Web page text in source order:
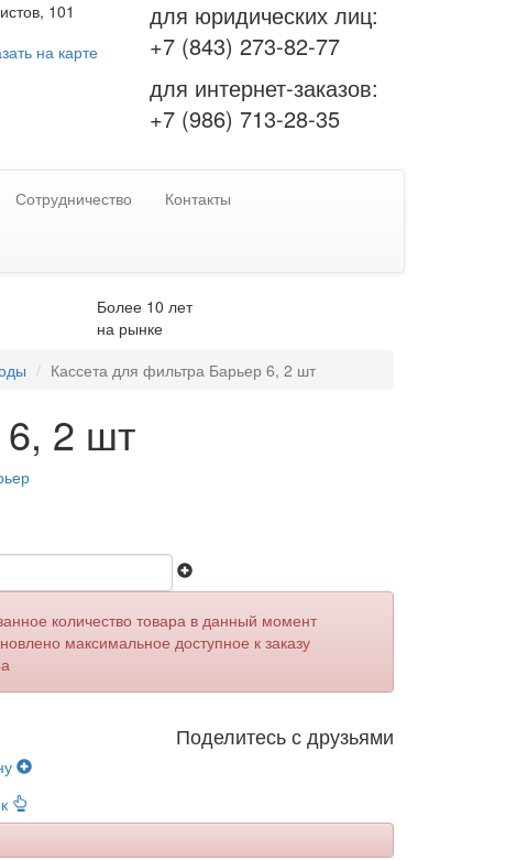
101
на карте
для юридических лиц:
+7 (843) 273-82-77
для интернет-заказов:
+7 (986) 713-28-35
Сотрудничество Контакты
Более 10 лет
на рынке
Кассета для фильтра Барьер 6, 2 шт
6, 2 шт
количество товара в данный момент
максимальное доступное к заказу
Поделитесь с друзьями